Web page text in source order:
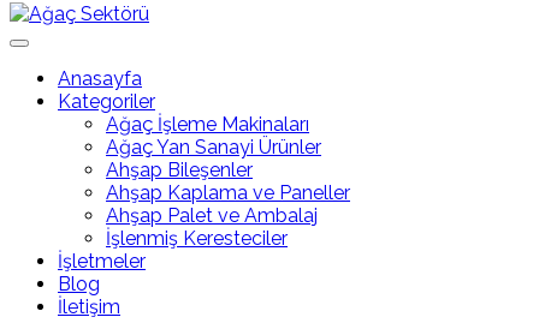
Anasayfa
Kategoriler
Ağaç İşleme Makinaları
Ağaç Yan Sanayi Ürünler
Ahşap Bileşenler
Ahşap Kaplama ve Paneller
Ahşap Palet ve Ambalaj
İşlenmiş Keresteciler
İşletmeler
Blog
İletişim